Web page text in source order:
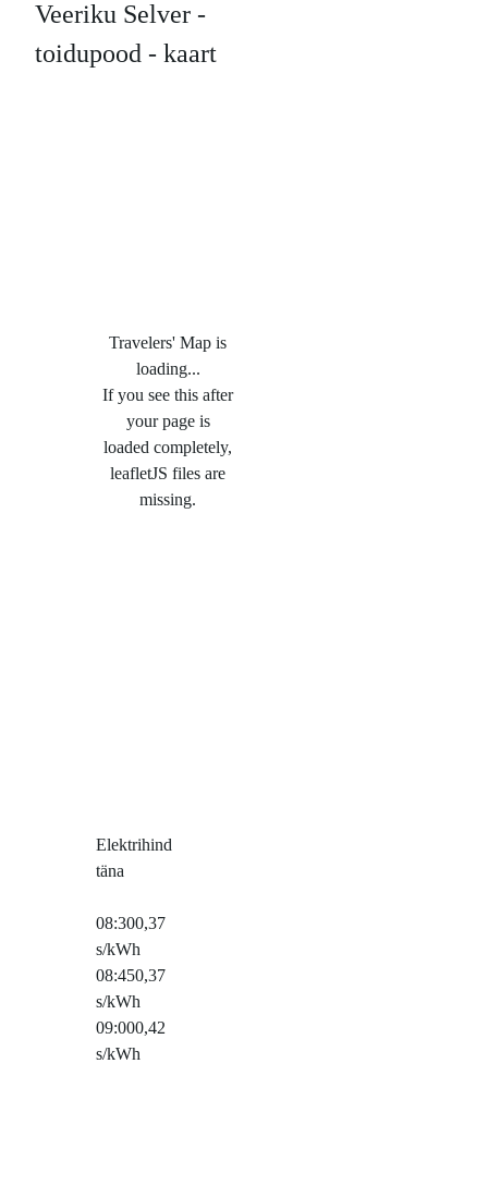
Veeriku Selver -
toidupood - kaart
Travelers' Map is
loading...
If you see this after
your page is
loaded completely,
leafletJS files are
missing.
Elektrihind
täna
08:300,37
s/kWh
08:450,37
s/kWh
09:000,42
s/kWh